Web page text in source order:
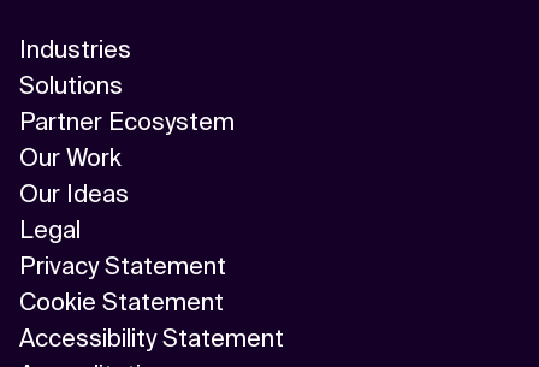
Industries
Solutions
Partner Ecosystem
Our Work
Our Ideas
Legal
Privacy Statement
Cookie Statement
Accessibility Statement